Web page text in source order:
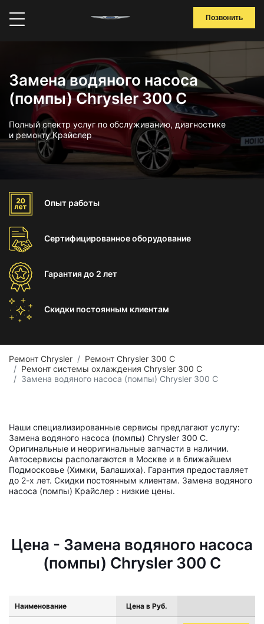
Позвонить
Замена водяного насоса
(помпы) Chrysler 300 C
Полный спектр услуг по обслуживанию, диагностике
и ремонту Крайслер
Опыт работы
Сертифицированноеоборудование
Гарантиядо 2 лет
Скидки постоянным клиентам
Ремонт Chrysler
Ремонт Chrysler 300 C
Ремонт системы охлаждения Chrysler 300 C
Замена водяного насоса (помпы) Chrysler 300 C
Наши специализированные сервисы предлагают услугу:
Замена водяного насоса (помпы) Chrysler 300 C.
Оригинальные и неоригинальные запчасти в наличии.
Автосервисы располагаются в Москве и в ближайшем
Подмосковье (Химки, Балашиха). Гарантия предоставляет
до 2-х лет. Скидки постоянным клиентам. Замена водяного
насоса (помпы) Крайслер : низкие цены.
Цена - Замена водяного насоса
(помпы) Chrysler 300 C
Наименование Цена в Руб.